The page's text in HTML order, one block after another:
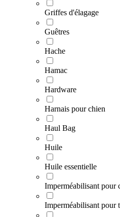
Griffes d'élagage
Guêtres
Hache
Hamac
Hardware
Harnais pour chien
Haul Bag
Huile
Huile essentielle
Imperméabilisant pour
Imperméabilisant pour